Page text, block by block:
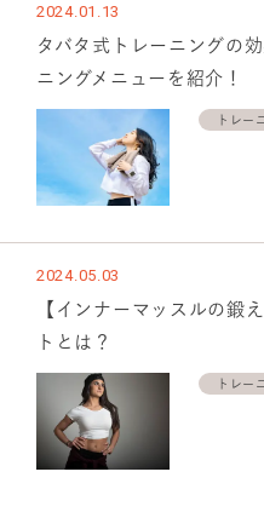
2024.01.13
タバタ式トレーニングの
ニングメニューを紹介！
トレー
2024.05.03
【インナーマッスルの鍛
トとは？
トレー